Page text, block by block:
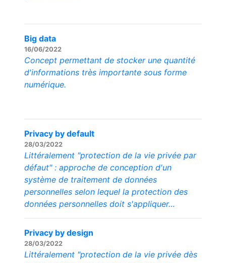
Big data
16/06/2022
Concept permettant de stocker une quantité
d'informations très importante sous forme
numérique.
Privacy by default
28/03/2022
Littéralement "protection de la vie privée par
défaut" : approche de conception d'un
système de traitement de données
personnelles selon lequel la protection des
données personnelles doit s'appliquer…
Privacy by design
28/03/2022
Littéralement "protection de la vie privée dès